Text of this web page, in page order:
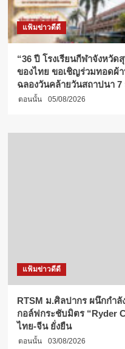
แฟ้มข่าวดีดี
“36 ปี โรงเรียนกีฬาจังหวั
ของไทย ขอเชิญร่วมทอดผ้
ฉลองวันคล้ายวันสถาปนา 7
ตอนนั้น 05/08/2026
แฟ้มข่าวดีดี
RTSM ม.ศิลปากร ผนึกกำ
กอล์ฟกระชับมิตร “Ryder
ไทย-จีน ยั่งยืน
ตอนนั้น 03/08/2026